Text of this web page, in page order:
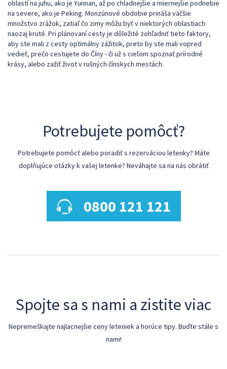
oblastí na juhu, ako je Yunnan, až po chladnejšie a miernejšie podnebie
na severe, ako je Peking. Monzúnové obdobie prináša väčšie
množstvo zrážok, zatiaľ čo zimy môžu byť v niektorých oblastiach
naozaj kruté. Pri plánovaní cesty je dôležité zohľadniť tieto faktory,
aby ste mali z cesty optimálny zážitok, preto by ste mali vopred
vedieť, prečo cestujete do Číny - či už s cieľom spoznať prírodné
krásy, alebo zažiť život v rušných čínskych mestách.
Potrebujete pomôcť?
Potrebujete pomôcť alebo poradiť s rezerváciou letenky? Máte
doplňujúce otázky k vašej letenke? Neváhajte sa na nás obrátiť
0800 121 121
Spojte sa s nami a zistite viac
Nepremeškajte najlacnejšie ceny leteniek a horúce tipy. Buďte stále s
nami!